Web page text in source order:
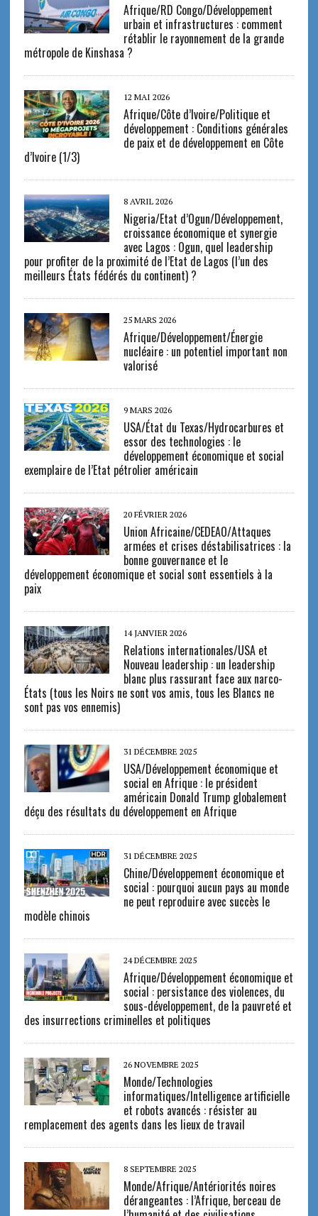
Afrique/RD Congo/Développement
urbain et infrastructures : comment
rétablir le rayonnement de la grande
métropole de Kinshasa ?
12 MAI 2026
Afrique/Côte d’Ivoire/Politique et
développement : Conditions générales
de paix et de développement en Côte
d’Ivoire (1/3)
8 AVRIL 2026
Nigeria/Etat d’Ogun/Développement,
croissance économique et synergie
avec Lagos : Ogun, quel leadership
pour profiter de la proximité de l’Etat de Lagos (l’un des
meilleurs États fédérés du continent) ?
25 MARS 2026
Afrique/Développement/Énergie
nucléaire : un potentiel important non
valorisé
9 MARS 2026
USA/État du Texas/Hydrocarbures et
essor des technologies : le
développement économique et social
exemplaire de l’Etat pétrolier américain
20 FÉVRIER 2026
Union Africaine/CEDEAO/Attaques
armées et crises déstabilisatrices : la
bonne gouvernance et le
développement économique et social sont essentiels à la
paix
14 JANVIER 2026
Relations internationales/USA et
Nouveau leadership : un leadership
blanc plus rassurant face aux narco-
États (tous les Noirs ne sont vos amis, tous les Blancs ne
sont pas vos ennemis)
31 DÉCEMBRE 2025
USA/Développement économique et
social en Afrique : le président
américain Donald Trump globalement
déçu des résultats du développement en Afrique
31 DÉCEMBRE 2025
Chine/Développement économique et
social : pourquoi aucun pays au monde
ne peut reproduire avec succès le
modèle chinois
24 DÉCEMBRE 2025
Afrique/Développement économique et
social : persistance des violences, du
sous-développement, de la pauvreté et
des insurrections criminelles et politiques
26 NOVEMBRE 2025
Monde/Technologies
informatiques/Intelligence artificielle
et robots avancés : résister au
remplacement des agents dans les lieux de travail
8 SEPTEMBRE 2025
Monde/Afrique/Antériorités noires
dérangeantes : l’Afrique, berceau de